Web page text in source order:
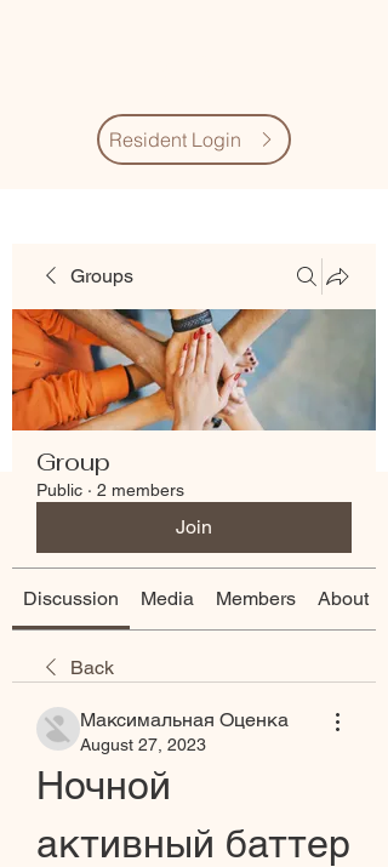
Resident Login
Groups
Group
Public · 2 members
Join
Discussion Media Members About
Back
Максимальная Оценка
August 27, 2023
Ночной
активный баттер